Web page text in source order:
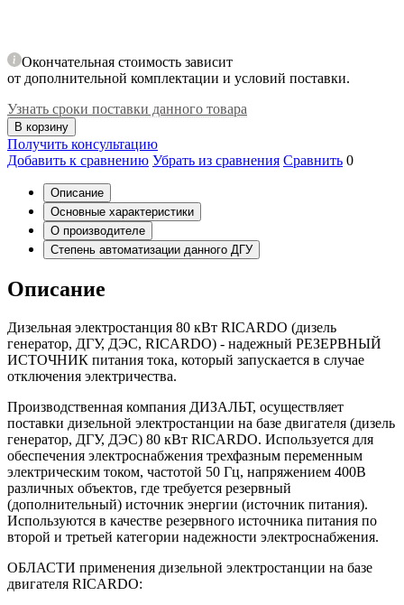
Окончательная стоимость зависит
от дополнительной комплектации и условий поставки.
Узнать сроки поставки данного товара
В корзину
Получить консультацию
Добавить к сравнению Убрать из сравнения Сравнить 0
Описание
Основные характеристики
О производителе
Степень автоматизации данного ДГУ
Описание
Дизельная электростанция 80 кВт RICARDO (дизель
генератор, ДГУ, ДЭС, RICARDO) - надежный РЕЗЕРВНЫЙ
ИСТОЧНИК питания тока, который запускается в случае
отключения электричества.
Производственная компания ДИЗАЛЬТ, осуществляет
поставки дизельной электростанции на базе двигателя (дизель
генератор, ДГУ, ДЭС) 80 кВт RICARDO. Используется для
обеспечения электроснабжения трехфазным переменным
электрическим током, частотой 50 Гц, напряжением 400В
различных объектов, где требуется резервный
(дополнительный) источник энергии (источник питания).
Используются в качестве резервного источника питания по
второй и третьей категории надежности электроснабжения.
ОБЛАСТИ применения дизельной электростанции на базе
двигателя RICARDO: